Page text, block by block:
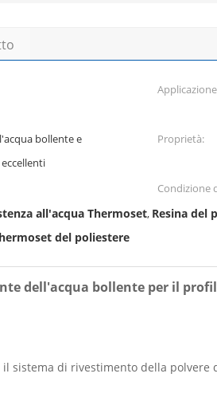
bollente e
Proprietà:
Condizione
all'acqua Thermoset, Resina del
del poliestere
dell'acqua bollente per il
sistema di rivestimento della polvere